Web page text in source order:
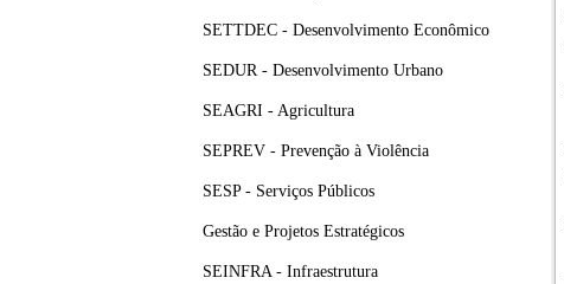
SETTDEC - Desenvolvimento Econômico
SEDUR - Desenvolvimento Urbano
SEAGRI - Agricultura
SEPREV - Prevenção à Violência
SESP - Serviços Públicos
Gestão e Projetos Estratégicos
SEINFRA - Infraestrutura